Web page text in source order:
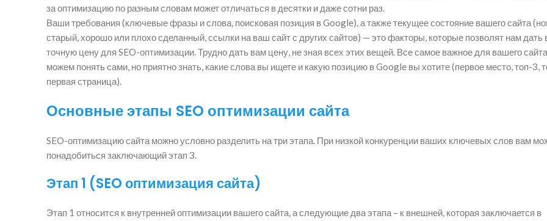
за оптимизацию по разным словам может отличаться в десятки и даже сотни раз.
Ваши требования (ключевые фразы и слова, поисковая позиция в Google), а также текущее состояние вашего сайта
старый, хорошо или плохо сделанный, ссылки на ваш сайт с других сайтов) — это факторы, которые позволят нам дать
точную цену для SEO-оптимизации. Трудно дать вам цену, не зная всех этих вещей. Все самое важное для вашего
можем понять сами, но приятно знать, какие слова вы ищете и какую позицию в Google вы хотите (первое место, топ-3,
первая страница).
Основные этапы SEO оптимизации сайта
SEO-оптимизацию сайта можно условно разделить на три этапа. При низкой конкуренции ваших ключевых слов вам
понадобиться заключающий этап 3.
Этап 1 (SEO оптимизация сайта)
Этап 1 относится к внутренней оптимизации вашего сайта, а следующие два этапа – к внешней, которая заключается в